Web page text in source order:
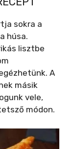
sokra a
húsa.
lisztbe
A
másik
vele,
módon.